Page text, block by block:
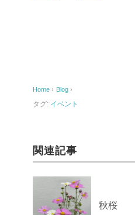
o
o
Home › Blog ›
タグ: イベント
関連記事
秋桜